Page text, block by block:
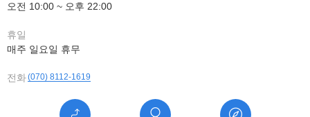
오전 10:00 ~ 오후 22:00
휴일
매주 일요일 휴무
전화(070) 8112-1619